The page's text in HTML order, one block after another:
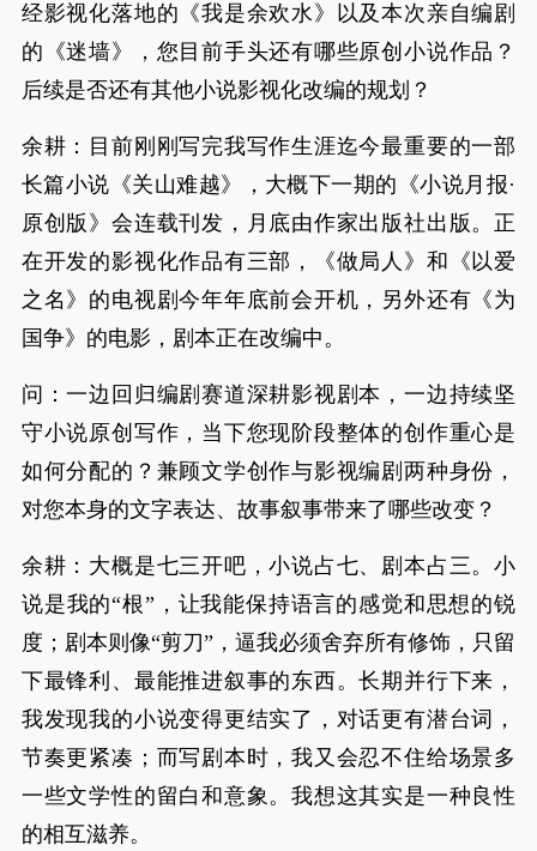
经影视化落地的《我是余欢水》以及本次亲自编剧
的《迷墙》，您目前手头还有哪些原创小说作品？
后续是否还有其他小说影视化改编的规划？
余耕：目前刚刚写完我写作生涯迄今最重要的一部
长篇小说《关山难越》，大概下一期的《小说月报·
原创版》会连载刊发，月底由作家出版社出版。正
在开发的影视化作品有三部，《做局人》和《以爱
之名》的电视剧今年年底前会开机，另外还有《为
国争》的电影，剧本正在改编中。
问：一边回归编剧赛道深耕影视剧本，一边持续坚
守小说原创写作，当下您现阶段整体的创作重心是
如何分配的？兼顾文学创作与影视编剧两种身份，
对您本身的文字表达、故事叙事带来了哪些改变？
余耕：大概是七三开吧，小说占七、剧本占三。小
说是我的“根”，让我能保持语言的感觉和思想的锐
度；剧本则像“剪刀”，逼我必须舍弃所有修饰，只留
下最锋利、最能推进叙事的东西。长期并行下来，
我发现我的小说变得更结实了，对话更有潜台词，
节奏更紧凑；而写剧本时，我又会忍不住给场景多
一些文学性的留白和意象。我想这其实是一种良性
的相互滋养。